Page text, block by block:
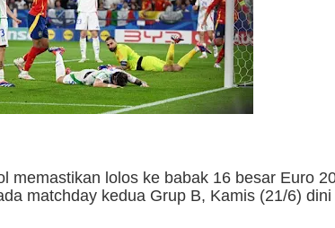
memastikan lolos ke babak 16 besar Euro
matchday kedua Grup B, Kamis (21/6) dini
JADILAH